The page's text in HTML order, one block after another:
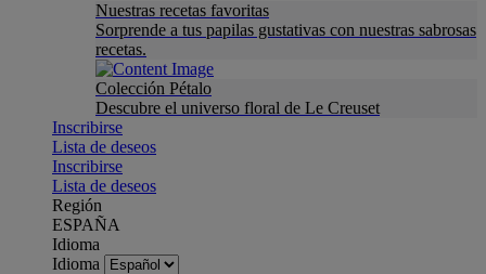
Nuestras recetas favoritas
Sorprende a tus papilas gustativas con nuestras sabrosas
recetas.
Colección Pétalo
Descubre el universo floral de Le Creuset
Inscribirse
Lista de deseos
Inscribirse
Lista de deseos
Región
ESPAÑA
Idioma
Idioma